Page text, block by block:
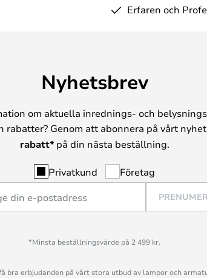
Erfaren och
Nyhetsbrev
om aktuella inrednings- och
rabatter? Genom att abonnera på vårt
rabatt*på din nästa beställning.
Privatkund Företag
*Minsta beställningsvärde på 2 499 kr.
bra erbjudanden på vårt stora utbud av lampor och